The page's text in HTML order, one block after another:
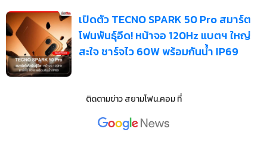
เปิดตัว TECNO SPARK 50 Pro สมาร์ต
โฟนพันธุ์อึด! หน้าจอ 120Hz แบตฯ ใหญ่
สะใจ ชาร์จไว 60W พร้อมกันน้ำ IP69
ติดตามข่าวสยามโฟน.คอมที่